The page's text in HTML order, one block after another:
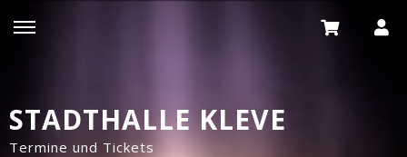
STADTHALLE KLEVE
Termine und Tickets